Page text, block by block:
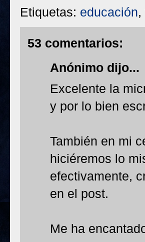
Etiquetas: educación,
53 comentarios:
Anónimo dijo...
Excelente la
y por lo bien
También en mi
hiciéremos lo
efectivamente,
en el post.
Me ha